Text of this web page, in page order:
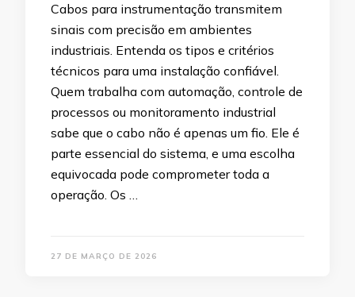
Cabos para instrumentação transmitem
sinais com precisão em ambientes
industriais. Entenda os tipos e critérios
técnicos para uma instalação confiável.
Quem trabalha com automação, controle de
processos ou monitoramento industrial
sabe que o cabo não é apenas um fio. Ele é
parte essencial do sistema, e uma escolha
equivocada pode comprometer toda a
operação. Os …
27 DE MARÇO DE 2026